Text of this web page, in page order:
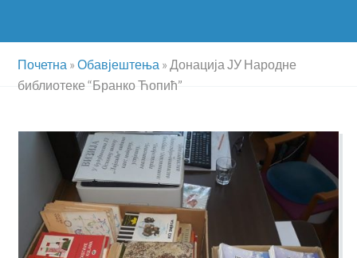
Почетна »Обавјештења »Донација ЈУ Народне
библиотеке “Бранко Ћопић”